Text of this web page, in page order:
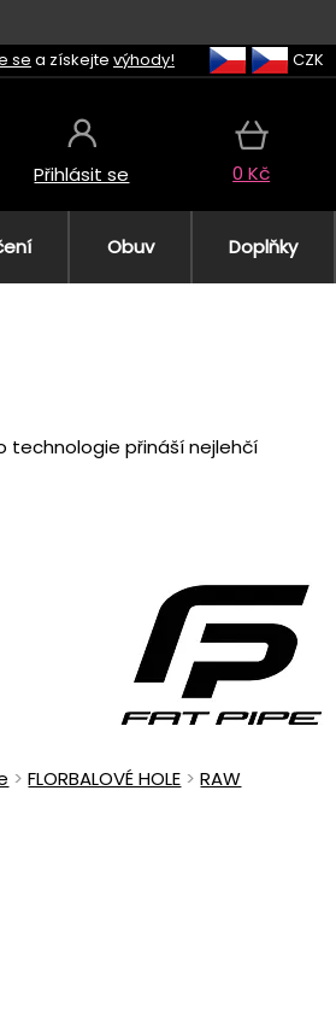
se a získejte výhody! CZK
Přihlásit se 0 Kč
Obuv Doplňky
technologie přináší nejlehčí
FLORBALOVÉ HOLE
RAW